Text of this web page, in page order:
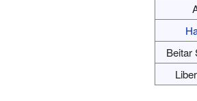
Beitar